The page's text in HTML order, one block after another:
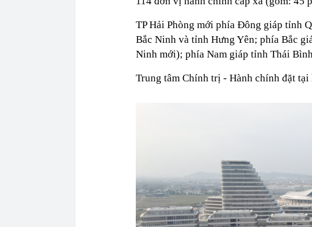
TP Hải Phòng mới phía Đông giáp tỉnh
Bắc Ninh và tỉnh Hưng Yên; phía Bắc
Ninh mới); phía Nam giáp tỉnh Thái
Trung tâm Chính trị - Hành chính đặt tại